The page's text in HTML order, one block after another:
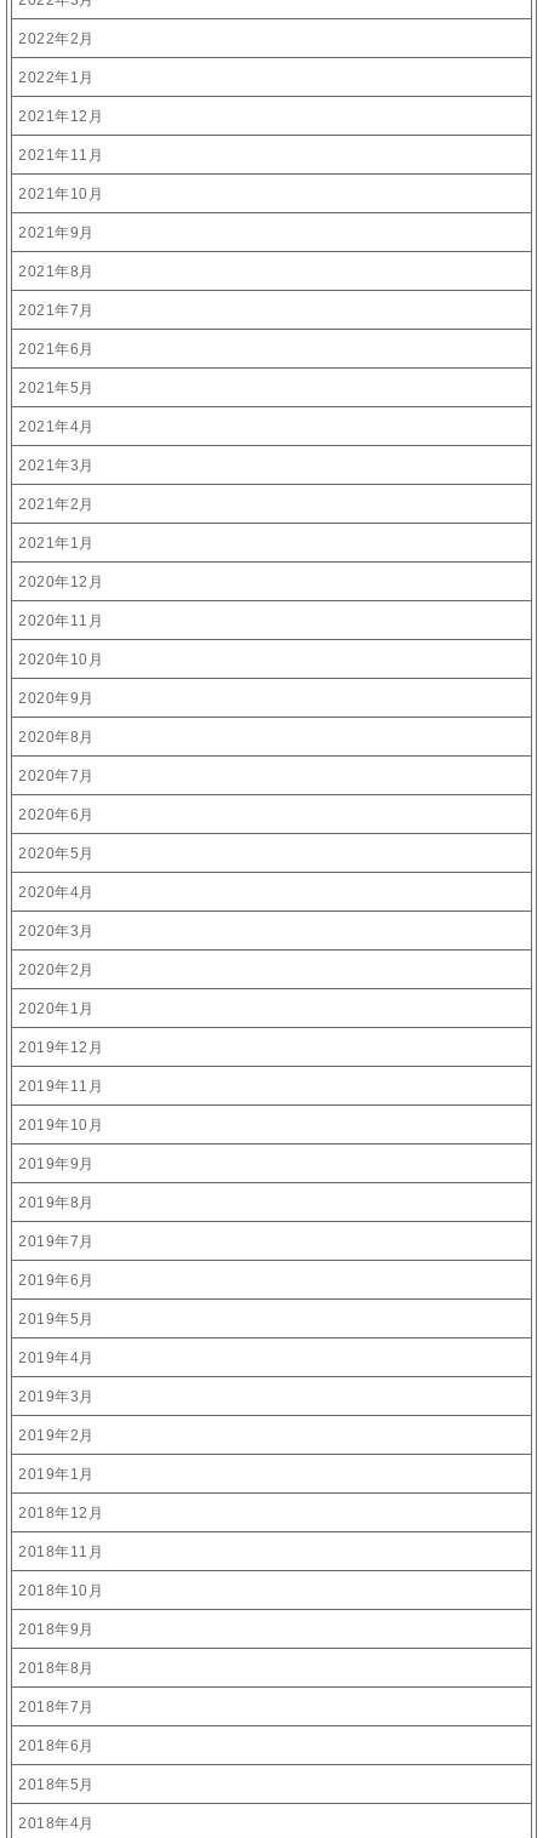
2022年2月
2022年1月
2021年12月
2021年11月
2021年10月
2021年9月
2021年8月
2021年7月
2021年6月
2021年5月
2021年4月
2021年3月
2021年2月
2021年1月
2020年12月
2020年11月
2020年10月
2020年9月
2020年8月
2020年7月
2020年6月
2020年5月
2020年4月
2020年3月
2020年2月
2020年1月
2019年12月
2019年11月
2019年10月
2019年9月
2019年8月
2019年7月
2019年6月
2019年5月
2019年4月
2019年3月
2019年2月
2019年1月
2018年12月
2018年11月
2018年10月
2018年9月
2018年8月
2018年7月
2018年6月
2018年5月
2018年4月